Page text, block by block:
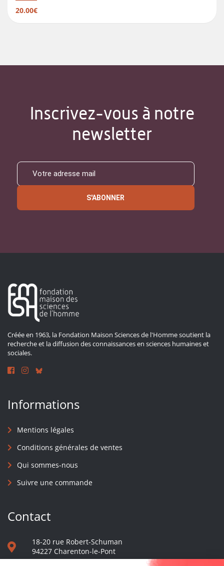
20.00€
Inscrivez-vous à notre
newsletter
S'ABONNER
Créée en 1963, la Fondation Maison Sciences de l'Homme soutient la
recherche et la diffusion des connaissances en sciences humaines et
sociales.
Informations
Mentions légales
Conditions générales de ventes
Qui sommes-nous
Suivre une commande
Contact
18-20 rue Robert-Schuman
94227 Charenton-le-Pont